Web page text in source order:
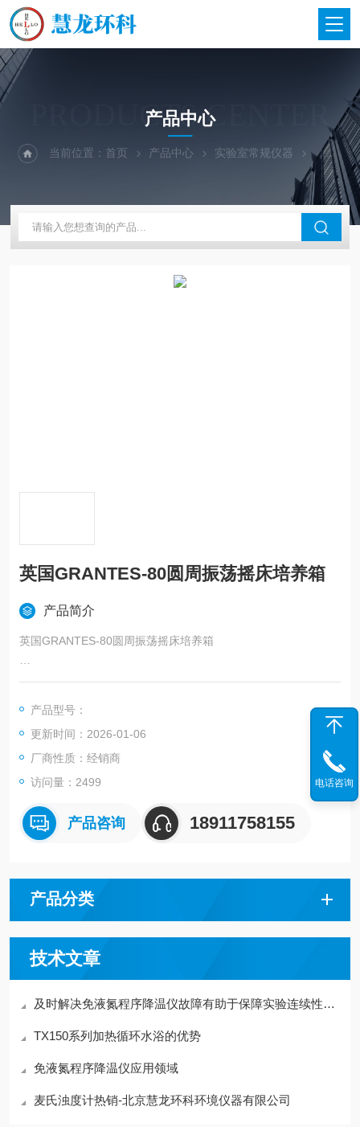
PRODUCTS CENTER
产品中心
当前位置：首页 产品中心 实验室常规仪器 英国
英国GRANTES-80圆周振荡摇床培养箱
产品简介
英国GRANTES-80圆周振荡摇床培养箱
ES-80圆周振荡摇床培养箱在时间、温度和振荡速度上可实现编
理想选择。
产品型号：
更新时间：2026-01-06
厂商性质：经销商
访问量：2499
产品咨询 18911758155
产品分类
技术文章
及时解决免液氮程序降温仪故障有助于保障实验连续性与样本安全
TX150系列加热循环水浴的优势
免液氮程序降温仪应用领域
麦氏浊度计热销-北京慧龙环科环境仪器有限公司
电话咨询